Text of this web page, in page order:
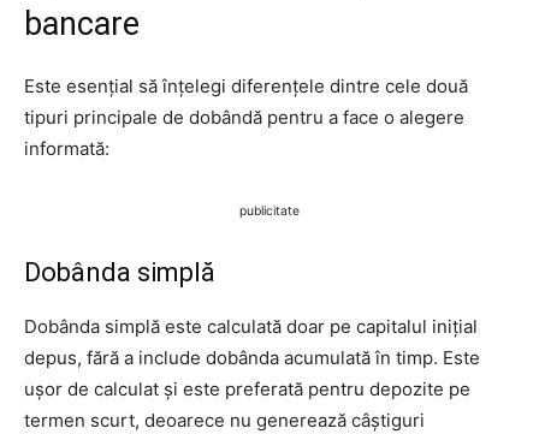
bancare
Este esențial să înțelegi diferențele dintre cele două
tipuri principale de dobândă pentru a face o alegere
informată:
publicitate
Dobânda simplă
Dobânda simplă este calculată doar pe capitalul inițial
depus, fără a include dobânda acumulată în timp. Este
ușor de calculat și este preferată pentru depozite pe
termen scurt, deoarece nu generează câștiguri